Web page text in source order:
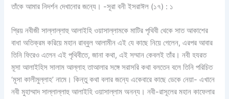
তাঁকে আমার নিদর্শন দেখানোর জন্যে। -সূরা বনী ইসরাঈল (১৭) : ১
প্রিয় নবীজী সাল্লাল্লাহু আলাইহি ওয়াসাল্লামকে মাটির পৃথিবী থেকে সাত আকাশের
বাধা অতিক্রম করিয়ে মহান রাব্বুল আলামীন এই যে কাছে নিয়ে গেলেন, এরপর আবার
তিনি ফিরেও এলেন এই পৃথিবীতে, জানা কথা, এই সম্মান কেবলই তাঁর। নবী হযরত
মূসা আলাইহিস সালাম আল্লাহ তাআলার সঙ্গে সরাসরি কথা বলতেন বলে তিনি পরিচিত
‘মূসা কালীমুল্লাহ’ নামে। কিন্তু কথা বলার জন্যে একেবারে কাছে ডেকে নেয়া- এখানে
নবী মুহাম্মাদ সাল্লাল্লাহু আলাইহি ওয়াসাল্লাম অনন্য। নবী-রাসূলের মহান কাফেলার